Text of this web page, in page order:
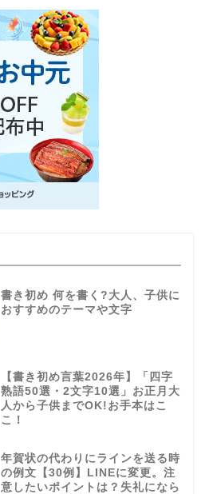
書き初め 何を書く?大人、子供に
おすすめのテーマや文字
【書き初め言葉2026年】「四字
熟語50選・2文字10選」お正月大
人から子供までOK!お手本はこ
こ！
年賀状の代わりにラインを送る時
の例文【30例】LINEに変更。注
意したいポイントは？失礼になら